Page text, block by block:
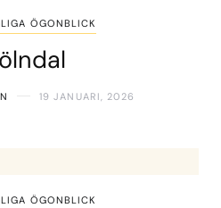
ÖGONBLICK
19 JANUARI, 2026
ÖGONBLICK